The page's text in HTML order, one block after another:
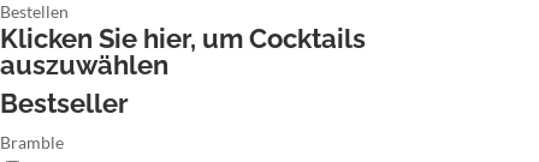
Bestellen
Klicken Sie hier, um Cocktails
auszuwählen
Bestseller
Bramble